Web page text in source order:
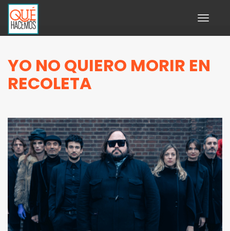
Toggle
YO NO QUIERO MORIR EN
RECOLETA